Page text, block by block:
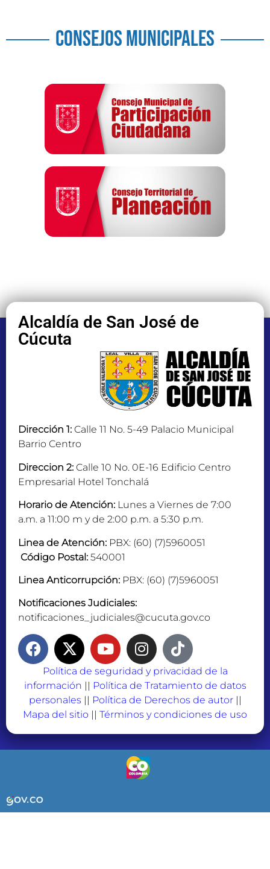
CONSEJOS MUNICIPALES
Alcaldía de San José de
Cúcuta
Dirección 1: Calle 11 No. 5-49 Palacio Municipal
Barrio Centro
Direccion 2: Calle 10 No. 0E-16 Edificio Centro
Empresarial Hotel Tonchalá
Horario de Atención: Lunes a Viernes de 7:00
a.m. a 11:00 m y de 2:00 p.m. a 5:30 p.m.
Linea de Atención: PBX: (60) (7)5960051
Código Postal: 540001
Linea Anticorrupción: PBX: (60) (7)5960051
Notificaciones Judiciales:
notificaciones_judiciales@cucuta.gov.co
Política de seguridad y privacidad de la
información || Política de Tratamiento de datos
personales || Política de Derechos de autor||
Mapa del sitio || Términos y condiciones de uso